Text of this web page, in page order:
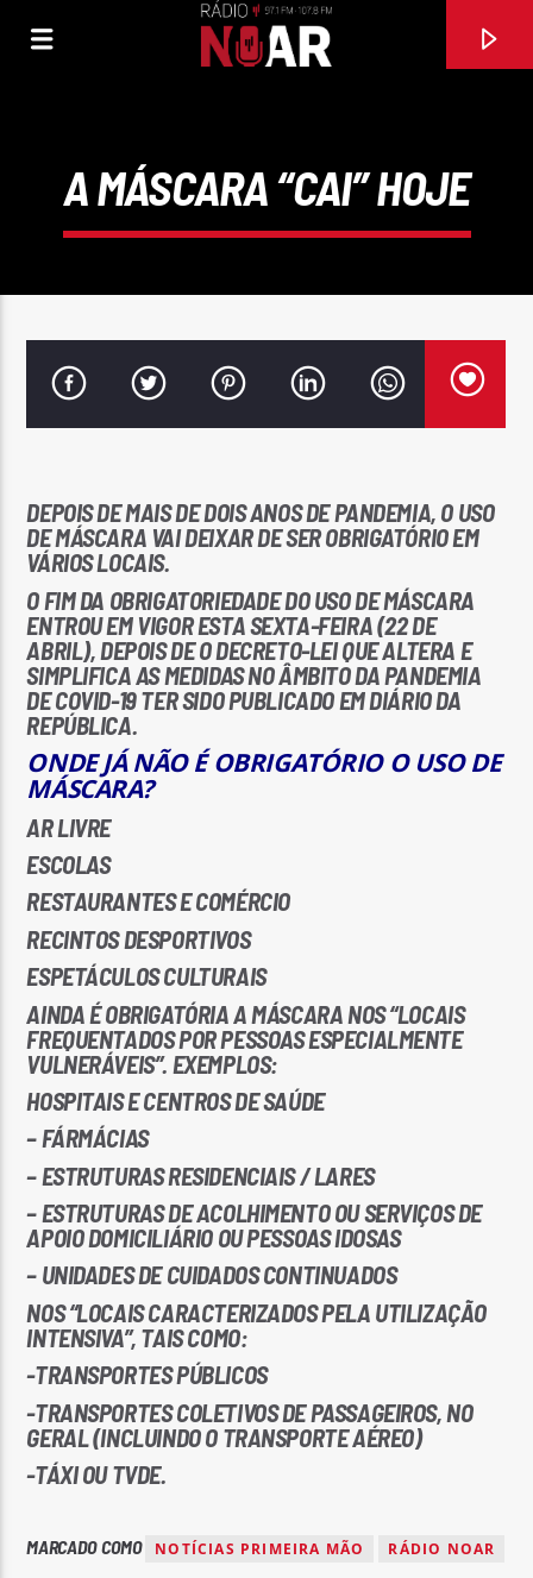
AGRUPAMENTO MUSICAL MOSAICO
Rádio No ar
A MÁSCARA “CAI” HOJE
DEPOIS DE MAIS DE DOIS ANOS DE PANDEMIA, O USO
DE MÁSCARA VAI DEIXAR DE SER OBRIGATÓRIO EM
VÁRIOS LOCAIS.
O FIM DA OBRIGATORIEDADE DO USO DE MÁSCARA
ENTROU EM VIGOR ESTA SEXTA-FEIRA (22 DE
ABRIL), DEPOIS DE O DECRETO-LEI QUE ALTERA E
SIMPLIFICA AS MEDIDAS NO ÂMBITO DA PANDEMIA
DE COVID-19 TER SIDO PUBLICADO EM DIÁRIO DA
REPÚBLICA.
ONDE JÁ NÃO É OBRIGATÓRIO O USO DE
MÁSCARA?
AR LIVRE
ESCOLAS
RESTAURANTES E COMÉRCIO
RECINTOS DESPORTIVOS
ESPETÁCULOS CULTURAIS
AINDA É OBRIGATÓRIA A MÁSCARA NOS “LOCAIS
FREQUENTADOS POR PESSOAS ESPECIALMENTE
VULNERÁVEIS”. EXEMPLOS:
HOSPITAIS E CENTROS DE SAÚDE
– FÁRMÁCIAS
– ESTRUTURAS RESIDENCIAIS / LARES
– ESTRUTURAS DE ACOLHIMENTO OU SERVIÇOS DE
APOIO DOMICILIÁRIO OU PESSOAS IDOSAS
– UNIDADES DE CUIDADOS CONTINUADOS
NOS “LOCAIS CARACTERIZADOS PELA UTILIZAÇÃO
INTENSIVA”, TAIS COMO:
-TRANSPORTES PÚBLICOS
-TRANSPORTES COLETIVOS DE PASSAGEIROS, NO
GERAL (INCLUINDO O TRANSPORTE AÉREO)
-TÁXI OU TVDE.
MARCADO COMO NOTÍCIAS PRIMEIRA MÃO RÁDIO NOAR